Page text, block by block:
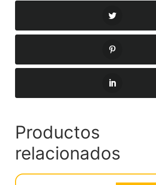
Productos
relacionados